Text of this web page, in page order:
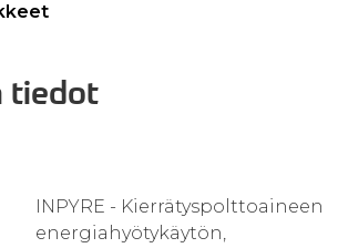
tiedot
INPYRE - Kierrätyspolttoaineen
energiahyötykäytön,